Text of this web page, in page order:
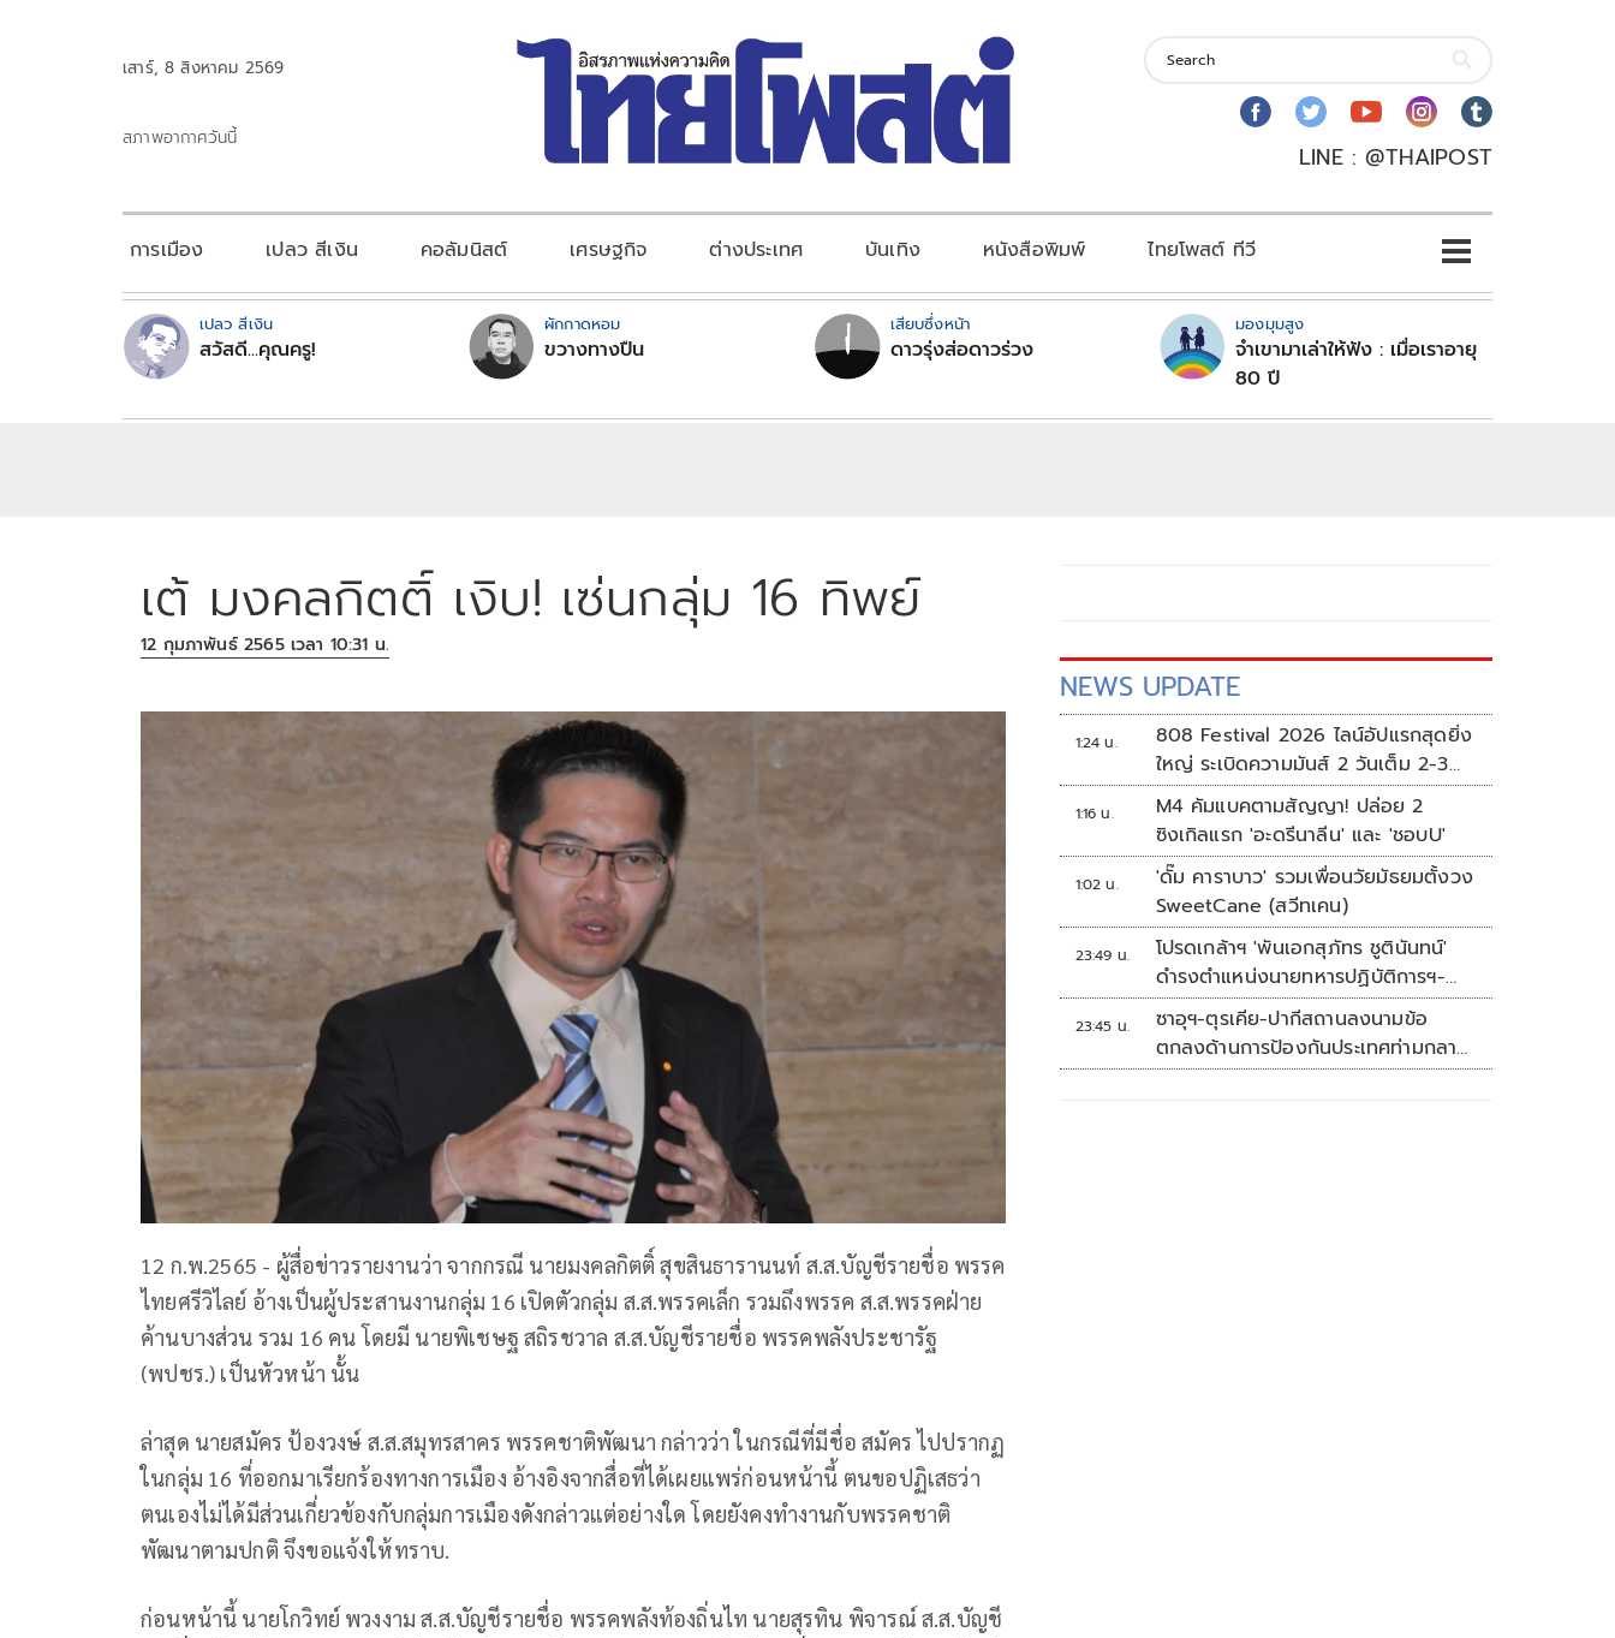
เสาร์, 8 สิงหาคม 2569
สภาพอากาศวันนี้
LINE : @THAIPOST
การเมือง เปลว สีเงิน คอลัมนิสต์ เศรษฐกิจ ต่างประเทศ บันเทิง หนังสือพิมพ์ ไทยโพสต์ ทีวี
เปลว สีเงิน
สวัสดี...คุณครู!
ผักกาดหอม
ขวางทางปืน
เสียบซึ่งหน้า
ดาวรุ่งส่อดาวร่วง
มองมุมสูง
จำเขามาเล่าให้ฟัง : เมื่อเราอายุ
80 ปี
เต้ มงคลกิตติ์ เงิบ! เซ่นกลุ่ม 16 ทิพย์
12 กุมภาพันธ์ 2565 เวลา 10:31 น.
12 ก.พ.2565 - ผู้สื่อข่าวรายงานว่า จากกรณี นายมงคลกิตติ์ สุขสินธารานนท์ ส.ส.บัญชีรายชื่อ พรรค
ไทยศรีวิไลย์ อ้างเป็นผู้ประสานงานกลุ่ม 16 เปิดตัวกลุ่ม ส.ส.พรรคเล็ก รวมถึงพรรค ส.ส.พรรคฝ่าย
ค้านบางส่วน รวม 16 คน โดยมี นายพิเชษฐ สถิรชวาล ส.ส.บัญชีรายชื่อ พรรคพลังประชารัฐ
(พปชร.) เป็นหัวหน้า นั้น
ล่าสุด นายสมัคร ป้องวงษ์ ส.ส.สมุทรสาคร พรรคชาติพัฒนา กล่าวว่า ในกรณีที่มีชื่อ สมัคร ไปปรากฏ
ในกลุ่ม 16 ที่ออกมาเรียกร้องทางการเมือง อ้างอิงจากสื่อที่ได้เผยแพร่ก่อนหน้านี้ ตนขอปฏิเสธว่า
ตนเองไม่ได้มีส่วนเกี่ยวข้องกับกลุ่มการเมืองดังกล่าวแต่อย่างใด โดยยังคงทำงานกับพรรคชาติ
พัฒนาตามปกติ จึงขอแจ้งให้ทราบ.
ก่อนหน้านี้ นายโกวิทย์ พวงงาม ส.ส.บัญชีรายชื่อ พรรคพลังท้องถิ่นไท นายสุรทิน พิจารณ์ ส.ส.บัญชี
NEWS UPDATE
1:24 น.
808 Festival 2026 ไลน์อัปแรกสุดยิ่ง
ใหญ่ ระเบิดความมันส์ 2 วันเต็ม 2-3
ต.ค.นี้
1:16 น.
M4 คัมแบคตามสัญญา! ปล่อย 2
ซิงเกิลแรก 'อะดรีนาลีน' และ 'ชอบU'
1:02 น.
'ดั๊ม คาราบาว' รวมเพื่อนวัยมัธยมตั้งวง
SweetCane (สวีทเคน)
23:49 น.
โปรดเกล้าฯ 'พันเอกสุภัทร ชูตินันทน์'
ดำรงตำแหน่งนายทหารปฏิบัติการฯ-
พระราชทานยศ 'พลตรี'
23:45 น.
ซาอุฯ-ตุรเคีย-ปากีสถานลงนามข้อ
ตกลงด้านการป้องกันประเทศท่ามกลาง
สงครามในภูมิภาค